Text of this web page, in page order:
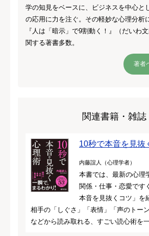
学の知見をベースに、ビジネスを中心と
の応用に力を注ぐ。その軽妙な心理分析
『人は「暗示」で9割動く！』（だいわ
関する著書多数。
著者
関連書籍・雑誌
10秒で本音を見抜
内藤誼人（心理学者）
本書では、最新の心理
関係・仕事・恋愛です
本音を見抜くコツ」を
相手の「しぐさ」「表情」「声のトー
などから読み取れる、すごい読心術を